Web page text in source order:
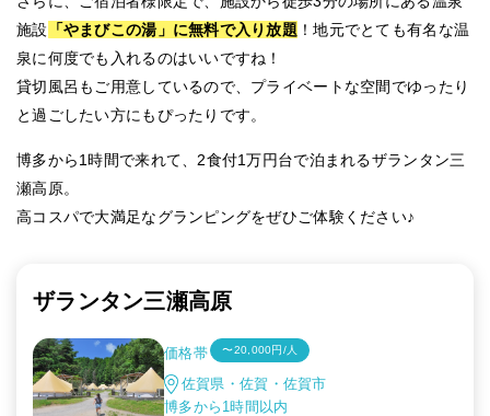
施設 「やまびこの湯」に無料で入り放題 ！地元でとても有名な温
泉に何度でも入れるのはいいですね！
貸切風呂もご用意しているので、プライベートな空間でゆったり
と過ごしたい方にもぴったりです。
博多から1時間で来れて、2食付1万円台で泊まれるザランタン三
瀬高原。
高コスパで大満足なグランピングをぜひご体験ください♪
ザランタン三瀬高原
価格帯 〜20,000円/人
佐賀県・佐賀・佐賀市
博多から1時間以内